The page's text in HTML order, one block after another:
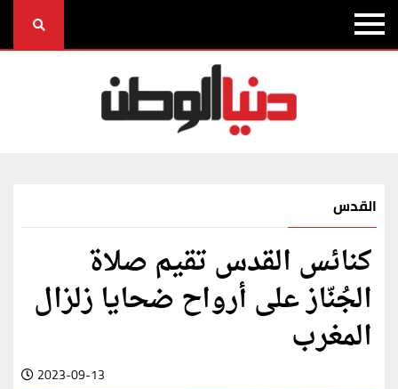
القدس
كنائس القدس تقيم صلاة
الجُنّاز على أرواح ضحايا زلزال
المغرب
2023-09-13